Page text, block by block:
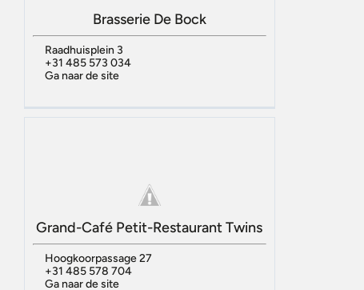
Brasserie De Bock
Raadhuisplein 3
+31 485 573 034
Ga naar de site
Grand-Café Petit-Restaurant Twins
Hoogkoorpassage 27
+31 485 578 704
Ga naar de site